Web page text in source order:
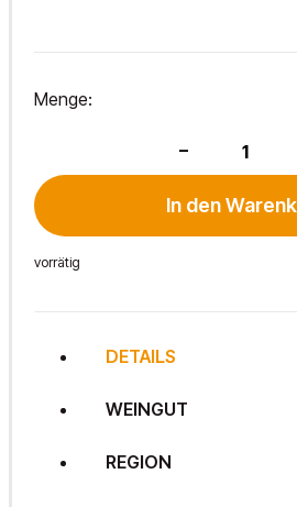
Menge:
-
Reserve
2022
Menge
In den
vorrätig
DETAILS
WEINGUT
REGION